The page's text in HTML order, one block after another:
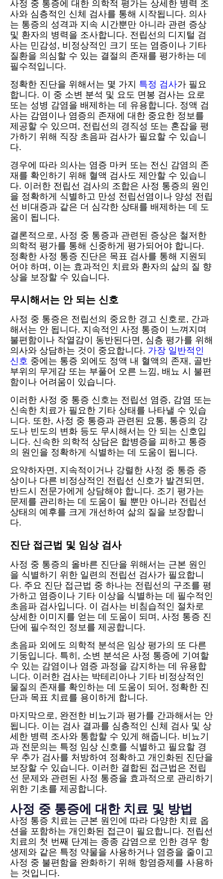
사정 중 통증에 대한 의학적 평가는 상세한 병력 조
사와 심층적인 신체 검사를 통해 시작됩니다. 의사
는 통증의 성격과 지속 시간뿐만 아니라 관련 증상
및 환자의 병력을 조사합니다. 전립선의 디지털 검
사는 민감성, 비정상적인 크기 또는 염증이나 기타
질환을 의심할 수 있는 결절의 존재를 평가하는 데
필수적입니다.
정확한 진단을 위해서는 몇 가지 특정 검사가 필요
합니다. 이 중 소변 분석 및 요도 면봉 검사는 요로
또는 성병 감염을 배제하는 데 유용합니다. 정액 검
사는 감염이나 염증의 존재에 대한 중요한 정보를
제공할 수 있으며, 전립선의 경직성 또는 혼잡을 평
가하기 위해 직장 초음파 검사가 필요할 수 있습니
다.
경우에 따라 의사는 염증 마커 또는 전신 감염의 존
재를 확인하기 위해 혈액 검사도 제안할 수 있습니
다. 이러한 전립선 검사의 조합은 사정 통증의 원인
을 정확하게 식별하고 만성 전립선염이나 양성 전립
선 비대증과 같은 더 심각한 상태를 배제하는 데 도
움이 됩니다.
결론적으로, 사정 중 통증과 관련된 증상은 철저한
의학적 평가를 통해 신중하게 평가되어야 합니다.
정확한 사정 통증 진단은 목표 검사를 통해 지원되
어야 하며, 이는 효과적인 치료와 환자의 삶의 질 향
상을 보장할 수 있습니다.
무시해서는 안 되는 신호
사정 중 통증은 전립선의 중요한 경고 신호로, 간과
해서는 안 됩니다. 지속적인 사정 통증이 느껴지며
불편함이나 작열감이 동반된다면, 심층 평가를 위해
의사와 상담하는 것이 중요합니다. 가장 일반적인
신호 중에는 통증 외에도 정액 내 혈액의 존재, 골반
부위의 무게감 또는 부풀어 오른 느낌, 배뇨 시 불편
함이나 어려움이 있습니다.
이러한 사정 중 통증 신호는 전립선 염증, 감염 또는
신속한 치료가 필요한 기타 상태를 나타낼 수 있습
니다. 또한, 사정 중 통증과 관련된 요통, 통증의 강
도나 빈도의 변화 등도 무시해서는 안 되는 신호입
니다. 신속한 의학적 상담은 합병증을 피하고 통증
의 원인을 정확하게 식별하는 데 도움이 됩니다.
요약하자면, 지속적이거나 강렬한 사정 중 통증 증
상이나 다른 비정상적인 전립선 신호가 발견되면,
반드시 전문가에게 상담해야 합니다. 조기 평가는
문제를 관리하는 데 도움이 될 뿐만 아니라 전립선
상태의 예후를 크게 개선하여 삶의 질을 보장합니
다.
진단 접근법 및 임상 검사
사정 중 통증의 올바른 진단을 위해서는 근본 원인
을 식별하기 위한 일련의 전립선 검사가 필요합니
다. 주요 진단 접근법 중 하나는 전립선의 구조를 평
가하고 염증이나 기타 이상을 식별하는 데 필수적인
초음파 검사입니다. 이 검사는 비침습적인 절차로
상세한 이미지를 얻는 데 도움이 되며, 사정 통증 진
단에 필수적인 정보를 제공합니다.
초음파 외에도 의학적 분석은 임상 평가의 또 다른
기둥입니다. 특히, 소변 분석은 사정 통증에 기여할
수 있는 감염이나 염증 과정을 감지하는 데 유용합
니다. 이러한 검사는 박테리아나 기타 비정상적인
물질의 존재를 확인하는 데 도움이 되어, 정확한 진
단과 목표 치료를 용이하게 합니다.
마지막으로, 완전한 비뇨기과 평가를 간과해서는 안
됩니다. 이는 검사 결과를 심층적인 신체 검사 및 상
세한 병력 조사와 통합할 수 있게 해줍니다. 비뇨기
과 전문의는 특정 임상 신호를 식별하고 필요할 경
우 추가 검사를 처방하여 정확하고 개인화된 진단을
보장할 수 있습니다. 이러한 결합된 접근법은 전립
선 문제와 관련된 사정 통증을 효과적으로 관리하기
위한 기초를 제공합니다.
사정 중 통증에 대한 치료 및 방법
사정 통증 치료는 근본 원인에 따라 다양한 치료 옵
션을 포함하는 개인화된 접근이 필요합니다. 전립선
치료의 첫 번째 단계는 종종 감염으로 인한 경우 항
생제와 같은 특정 약물을 사용하거나 염증을 줄이고
사정 중 불편함을 완화하기 위해 항염증제를 사용하
는 것입니다.